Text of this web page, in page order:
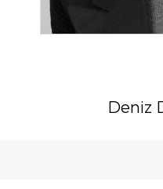
Deniz